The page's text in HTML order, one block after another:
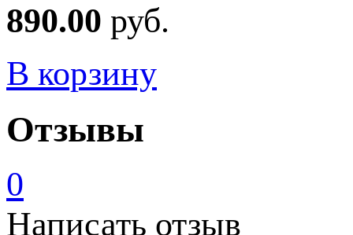
890.00 руб.
В корзину
Отзывы
0
Написать отзыв